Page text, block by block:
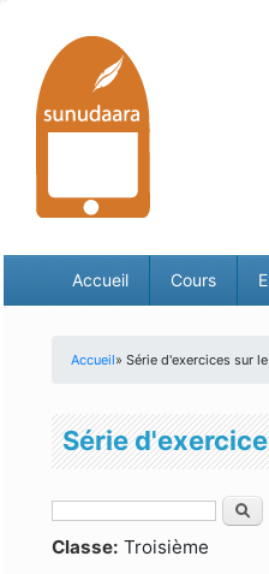
Accueil Cours
Accueil» Série d'exercices sur
Série
Formulaire de
Classe:Troisième